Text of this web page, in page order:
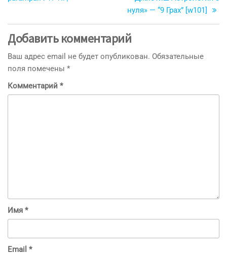
нуля» — “9 Грах” [w101]
Добавить комментарий
Ваш адрес email не будет опубликован. Обязательные
поля помечены *
Комментарий *
Имя *
Email *